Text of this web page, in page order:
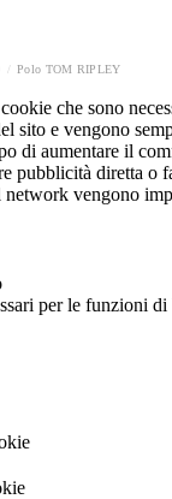
Polo TOM RIPLEY
che sono
sito e vengono
di aumentare il
pubblicità diretta o
vengono
per le funzioni di